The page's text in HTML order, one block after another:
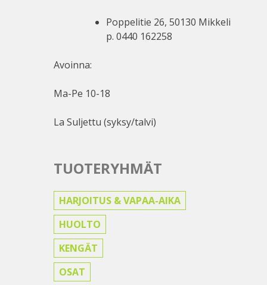
Poppelitie 26, 50130 Mikkeli
p. 0440 162258
Avoinna:
Ma-Pe 10-18
La Suljettu (syksy/talvi)
TUOTERYHMÄT
HARJOITUS & VAPAA-AIKA
HUOLTO
KENGÄT
OSAT